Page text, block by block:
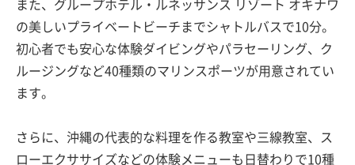
また、グループホテル・ルネッサンス リゾート オキナワ
の美しいプライベートビーチまでシャトルバスで10分。
初心者でも安心な体験ダイビングやパラセーリング、ク
ルージングなど40種類のマリンスポーツが用意されてい
ます。
さらに、沖縄の代表的な料理を作る教室や三線教室、ス
ローエクササイズなどの体験メニューも日替わりで10種